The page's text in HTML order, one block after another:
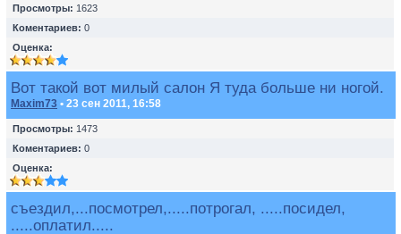
Просмотры: 1623
Коментариев: 0
Оценка:
Вот такой вот милый салон Я туда больше ни ногой.
Maxim73 • 23 сен 2011, 16:58
Просмотры: 1473
Коментариев: 0
Оценка:
съездил,...посмотрел,.....потрогал, .....посидел,
.....оплатил.....